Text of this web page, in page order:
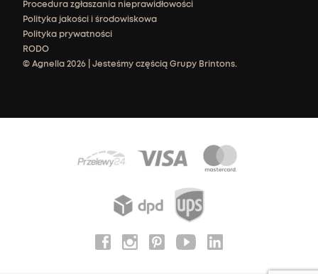
Procedura zgłaszania nieprawidłowości
Polityka jakości i środowiskowa
Polityka prywatności
RODO
© Agnella 2026 | Jesteśmy częścią Grupy Brintons.